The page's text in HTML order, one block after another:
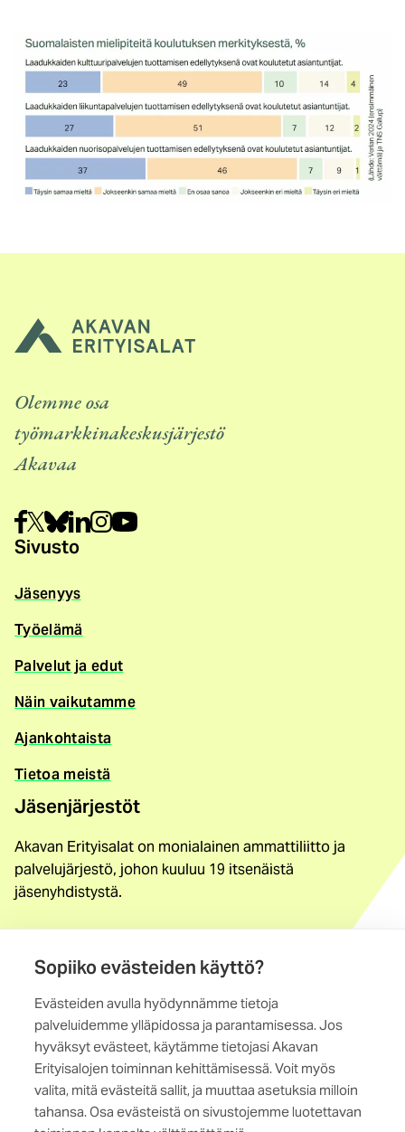
Sopiiko evästeiden käyttö?
Evästeiden avulla hyödynnämme tietoja
palveluidemme ylläpidossa ja parantamisessa. Jos
hyväksyt evästeet, käytämme tietojasi Akavan
Erityisalojen toiminnan kehittämisessä. Voit myös
valita, mitä evästeitä sallit, ja muuttaa asetuksia milloin
tahansa. Osa evästeistä on sivustojemme luotettavan
Olemme osa
työmarkkinakeskusjärjestö
Akavaa
Sivusto
Jäsenyys
Työelämä
Palvelut ja edut
Näin vaikutamme
Ajankohtaista
Tietoa meistä
Jäsenjärjestöt
Akavan Erityisalat on monialainen ammattiliitto ja
palvelujärjestö, johon kuuluu 19 itsenäistä
jäsenyhdistystä.
Löydä jäsenyhdistys
Yhteystiedot
Maistraatinportti 4 A, 6. krs
00240 Helsinki
Kaikki yhteystiedot